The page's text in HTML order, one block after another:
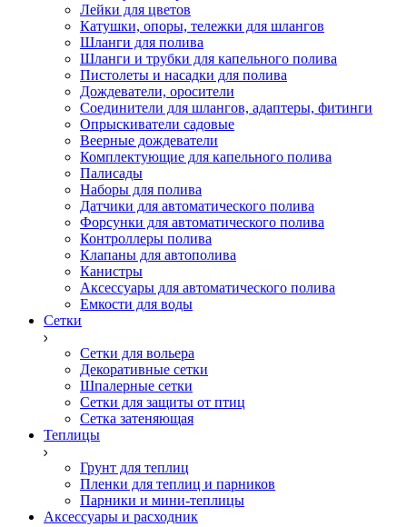
Лейки для цветов
Катушки, опоры, тележки для шлангов
Шланги для полива
Шланги и трубки для капельного полива
Пистолеты и насадки для полива
Дождеватели, оросители
Соединители для шлангов, адаптеры, фитинги
Опрыскиватели садовые
Веерные дождеватели
Комплектующие для капельного полива
Палисады
Наборы для полива
Датчики для автоматического полива
Форсунки для автоматического полива
Контроллеры полива
Клапаны для автополива
Канистры
Аксессуары для автоматического полива
Емкости для воды
Сетки
Сетки для вольера
Декоративные сетки
Шпалерные сетки
Сетки для защиты от птиц
Сетка затеняющая
Теплицы
Грунт для теплиц
Пленки для теплиц и парников
Парники и мини-теплицы
Аксессуары и расходник